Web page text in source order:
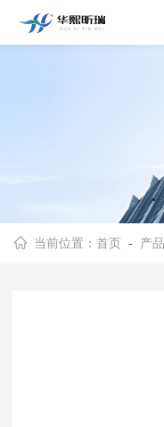
当前位置：首页 - 产